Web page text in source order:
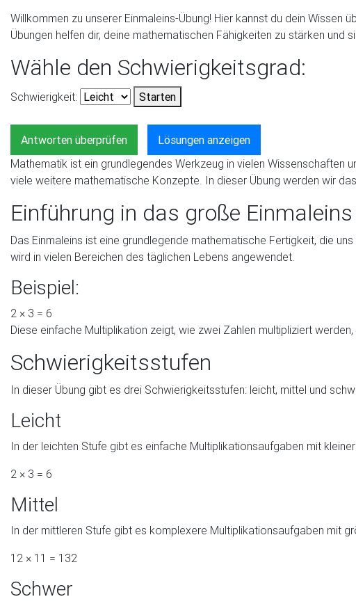
Willkommen zu unserer Einmaleins-Übung! Hier kannst du dein
Übungen helfen dir, deine mathematischen Fähigkeiten zu stärken und
Wähle den Schwierigkeitsgrad:
Schwierigkeit: Starten
Antworten überprüfen
Lösungen anzeigen
Mathematik ist ein grundlegendes Werkzeug in vielen Wissenschaften
viele weitere mathematische Konzepte. In dieser Übung werden wir
Einführung in das große Einmaleins
Das Einmaleins ist eine grundlegende mathematische Fertigkeit, die
wird in vielen Bereichen des täglichen Lebens angewendet.
Beispiel:
2 × 3 = 6
Diese einfache Multiplikation zeigt, wie zwei Zahlen multipliziert
Schwierigkeitsstufen
In dieser Übung gibt es drei Schwierigkeitsstufen: leicht, mittel und
Leicht
In der leichten Stufe gibt es einfache Multiplikationsaufgaben mit
2 × 3 = 6
Mittel
In der mittleren Stufe gibt es komplexere Multiplikationsaufgaben mit
12 × 11 = 132
Schwer